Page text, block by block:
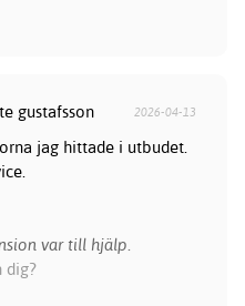
gustafsson 2026-04-13
jag hittade i utbudet.
var till hjälp.
dig?